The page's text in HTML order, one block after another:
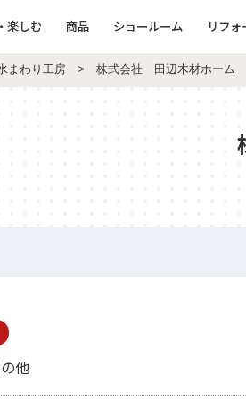
楽しむ 商品 ショールーム リフォ
まわり工房 > 株式会社 田辺木材ホーム
他